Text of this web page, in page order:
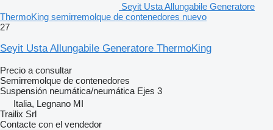
Seyit Usta Allungabile Generatore
ThermoKing semirremolque de contenedores nuevo
27
Seyit Usta Allungabile Generatore ThermoKing
Precio a consultar
Semirremolque de contenedores
Suspensión neumática/neumática Ejes 3
Italia, Legnano MI
Trailix Srl
Contacte con el vendedor